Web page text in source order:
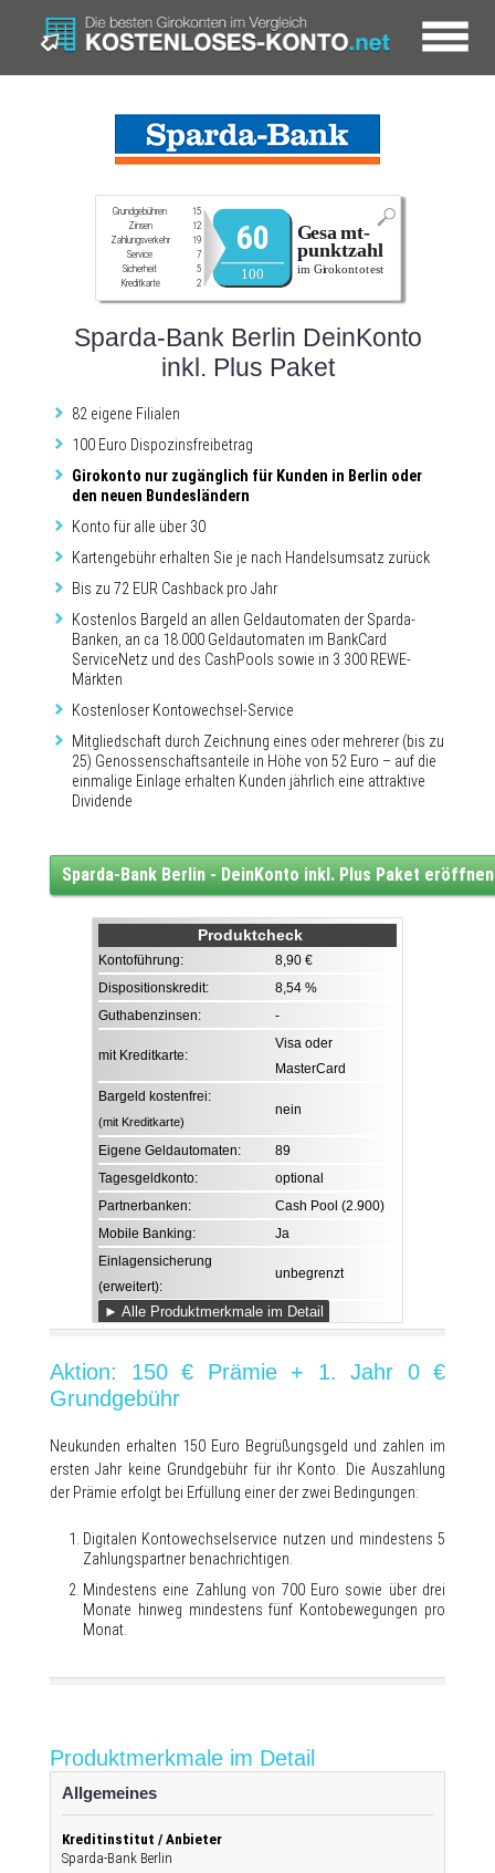
Grundgebühren
15
Zinsen
12
Zahlungsverkehr
19
Service
7
Sicherheit
5
Kreditkarte
2
60
Sparda-Bank Berlin DeinKonto
inkl. Plus Paket
82 eigene Filialen
100 Euro Dispozinsfreibetrag
Girokonto nur zugänglich für Kunden in Berlin oder
den neuen Bundesländern
Konto für alle über 30
Kartengebühr erhalten Sie je nach Handelsumsatz zurück
Bis zu 72 EUR Cashback pro Jahr
Kostenlos Bargeld an allen Geldautomaten der Sparda-
Banken, an ca 18.000 Geldautomaten im BankCard
ServiceNetz und des CashPools sowie in 3.300 REWE-
Märkten
Kostenloser Kontowechsel-Service
Mitgliedschaft durch Zeichnung eines oder mehrerer (bis zu
25) Genossenschaftsanteile in Höhe von 52 Euro – auf die
einmalige Einlage erhalten Kunden jährlich eine attraktive
Dividende
Sparda-Bank Berlin - DeinKonto inkl. Plus Paket eröffnen
Produktcheck
Kontoführung:
8,90 €
Dispositionskredit:
8,54 %
Guthabenzinsen:
-
mit Kreditkarte:
Visa oder
MasterCard
Bargeld kostenfrei:
(mit Kreditkarte)
nein
Eigene Geldautomaten:
89
Tagesgeldkonto:
optional
Partnerbanken:
Cash Pool (2.900)
Mobile Banking:
Ja
Einlagensicherung
(erweitert):
unbegrenzt
► Alle Produktmerkmale im Detail
Aktion: 150 € Prämie + 1. Jahr 0 €
Grundgebühr
Neukunden erhalten 150 Euro Begrüßungsgeld und zahlen im
ersten Jahr keine Grundgebühr für ihr Konto. Die Auszahlung
der Prämie erfolgt bei Erfüllung einer der zwei Bedingungen:
Digitalen Kontowechselservice nutzen und mindestens 5
Zahlungspartner benachrichtigen.
Mindestens eine Zahlung von 700 Euro sowie über drei
Monate hinweg mindestens fünf Kontobewegungen pro
Monat.
Produktmerkmale im Detail
Allgemeines
Kreditinstitut / Anbieter
Sparda-Bank Berlin